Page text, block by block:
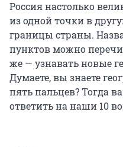
Россия настолько
из одной точки в
границы страны.
пунктов можно
же — узнавать новые
Думаете, вы знаете
пять пальцев? Тогда
ответить на наши 10